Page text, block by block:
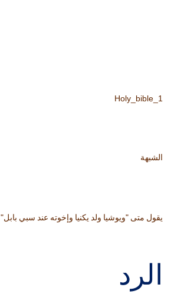
Holy_bible_1
الشبهة
يقول متى "ويوشيا ولد يكنيا وإخوته عند سبي بابل"
الرد